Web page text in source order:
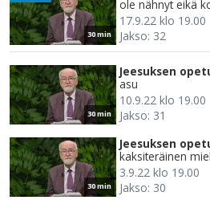
30 min
ole nähnyt eikä
17.9.22 klo 19.00
Jakso: 32
30 min
Jeesuksen
asu
10.9.22 klo 19.00
Jakso: 31
30 min
Jeesuksen
kaksiteräinen
3.9.22 klo 19.00
Jakso: 30